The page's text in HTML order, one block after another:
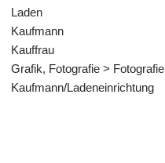
Laden
Kaufmann
Kauffrau
Grafik, Fotografie > Fotografie
Kaufmann/Ladeneinrichtung